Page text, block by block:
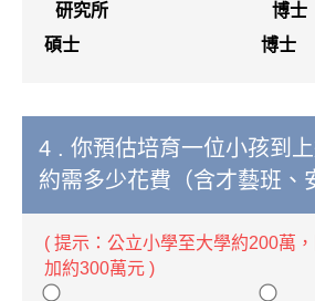
研究所
碩士
博士
博士
4 . 你預估培育一位小孩到
約需多少花費（含才藝班、
( 提示：公立小學至大學約200萬
加約300萬元 )